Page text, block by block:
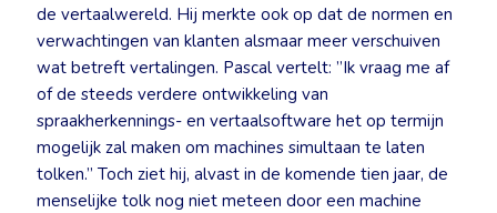
de vertaalwereld. Hij merkte ook op dat de normen en
verwachtingen van klanten alsmaar meer verschuiven
wat betreft vertalingen. Pascal vertelt: ”Ik vraag me af
of de steeds verdere ontwikkeling van
spraakherkennings- en vertaalsoftware het op termijn
mogelijk zal maken om machines simultaan te laten
tolken.” Toch ziet hij, alvast in de komende tien jaar, de
menselijke tolk nog niet meteen door een machine